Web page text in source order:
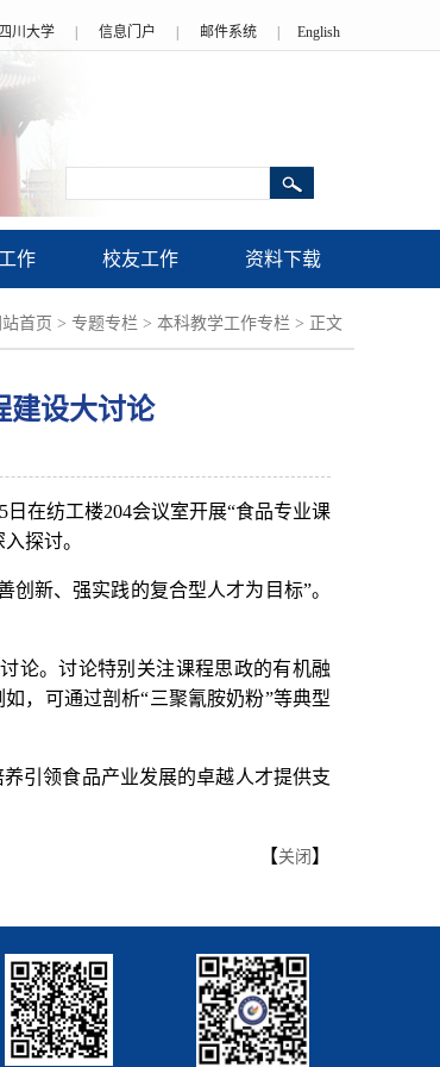
四川大学 信息门户 邮件系统 English
作 校友工作 资料下载
站首页 > 专题专栏 > 本科教学工作专栏 > 正文
建设大讨论
在纺工楼204会议室开展“食品专业课
探讨。
新、强实践的复合型人才为目标”。
论。讨论特别关注课程思政的有机融
，可通过剖析“三聚氰胺奶粉”等典型
引领食品产业发展的卓越人才提供支
【关闭 】